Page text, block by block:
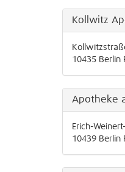
Kollwitz
10435 Berlin
Apotheke
Erich-
10439 Berlin